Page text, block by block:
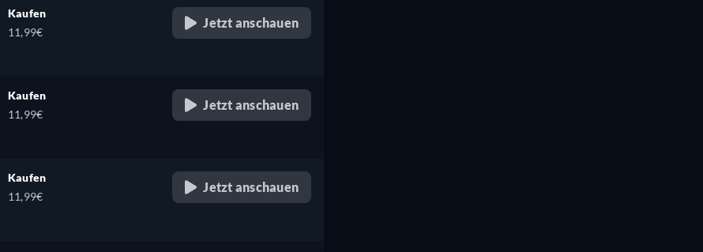
Kaufen
11,99€
Jetzt anschauen
Kaufen
11,99€
Jetzt anschauen
Kaufen
11,99€
Jetzt anschauen